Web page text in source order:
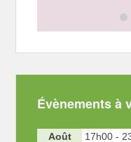
Évènements à
Août
17h00 -